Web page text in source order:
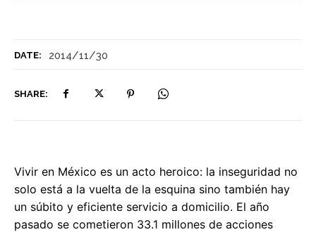
DATE: 2014/11/30
SHARE:
Vivir en México es un acto heroico: la inseguridad no
solo está a la vuelta de la esquina sino también hay
un súbito y eficiente servicio a domicilio. El año
pasado se cometieron 33.1 millones de acciones